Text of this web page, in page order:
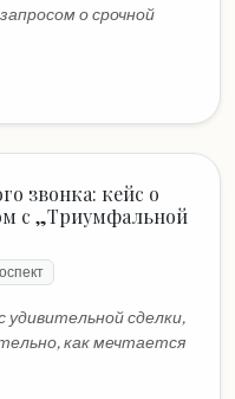
о срочной
звонка: кейс о
с „Триумфальной
удивительной сделки,
как мечтается